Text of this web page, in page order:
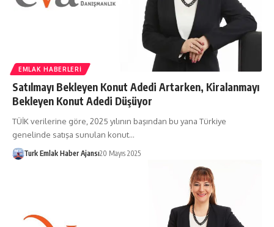
EMLAK HABERLERI
Satılmayı Bekleyen Konut Adedi Artarken, Kiralanmayı
Bekleyen Konut Adedi Düşüyor
TÜİK verilerine göre, 2025 yılının başından bu yana Türkiye
genelinde satışa sunulan konut…
Turk Emlak Haber Ajansı20 Mayıs 2025